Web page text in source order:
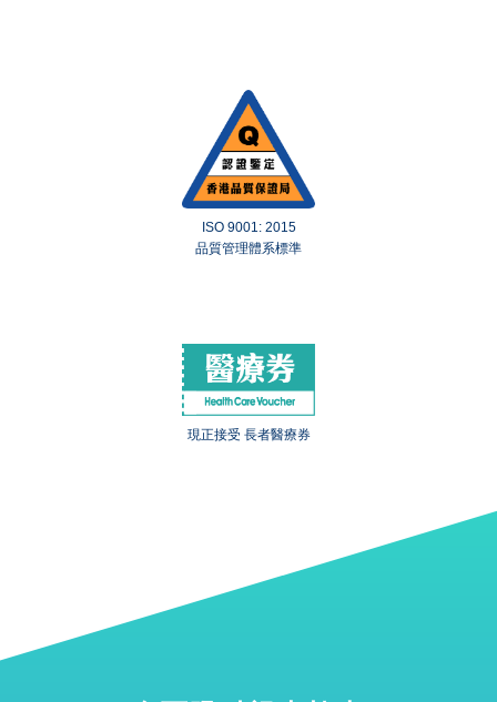
ISO 9001: 2015
品質管理體系標準
現正接受 長者醫療券